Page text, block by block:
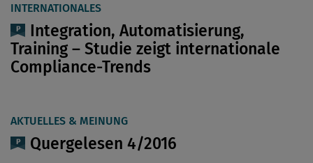
INTERNATIONALES
Integration, Automatisierung,
Training – Studie zeigt internationale
Compliance-Trends
AKTUELLES & MEINUNG
Quergelesen 4/2016